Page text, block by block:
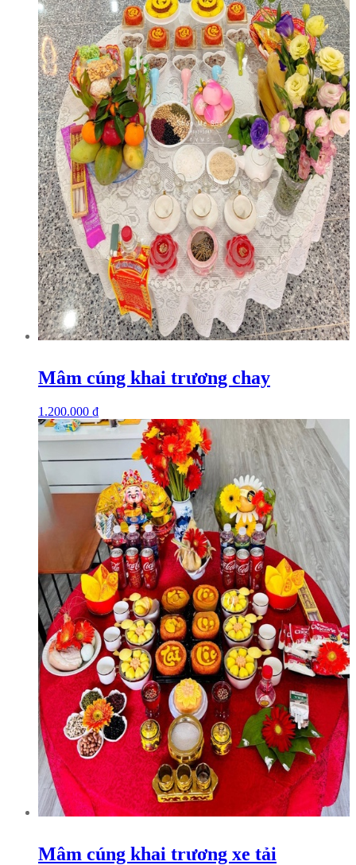
Mâm cúng khai trương chay
1.200.000 ₫
Mâm cúng khai trương xe tải